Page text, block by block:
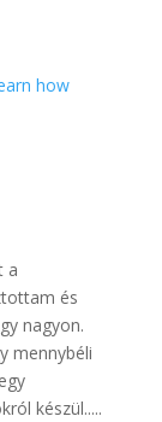
how
a
és
nagyon.
mennybéli
készül.....